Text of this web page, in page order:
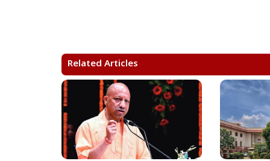
A
p
p
o
o
k
r
a
m
i
k
Related Articles